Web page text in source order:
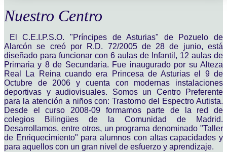
Nuestro Centro
El C.E.I.P.S.O. "Príncipes de Asturias" de Pozuelo de
Alarcón se creó por R.D. 72/2005 de 28 de junio, está
diseñado para funcionar con 6 aulas de Infantil, 12 aulas de
Primaria y 8 de Secundaria. Fue inaugurado por su Alteza
Real La Reina cuando era Princesa de Asturias el 9 de
Octubre de 2006 y cuenta con modernas instalaciones
deportivas y audiovisuales. Somos un Centro Preferente
para la atención a niños con: Trastorno del Espectro Autista.
Desde el curso 2008-09 formamos parte de la red de
colegios Bilingües de la Comunidad de Madrid.
Desarrollamos, entre otros, un programa denominado "Taller
de Enriquecimiento" para alumnos con altas capacidades y
para aquellos con un gran nivel de esfuerzo y aprendizaje.